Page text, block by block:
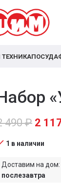
ПОСУДА
490₽ 2
1 в наличии
Доставим на дом:
послезавтра